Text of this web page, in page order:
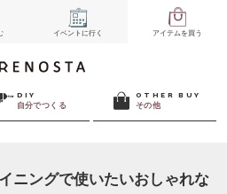
イベント に行く アイテムを買う
DIY
自分でつくる
OTHER BUY
その他
ニングで使いたいおしゃれな